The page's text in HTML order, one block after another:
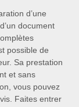
d’une
document
possible de
Sa prestation
et sans
vous pouvez
Faites entrer